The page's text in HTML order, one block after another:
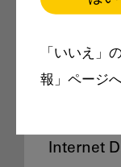
「いいえ」
報」ページ
Internet